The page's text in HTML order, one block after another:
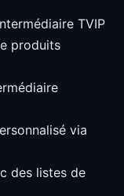
TVIP
produits
via
des listes de